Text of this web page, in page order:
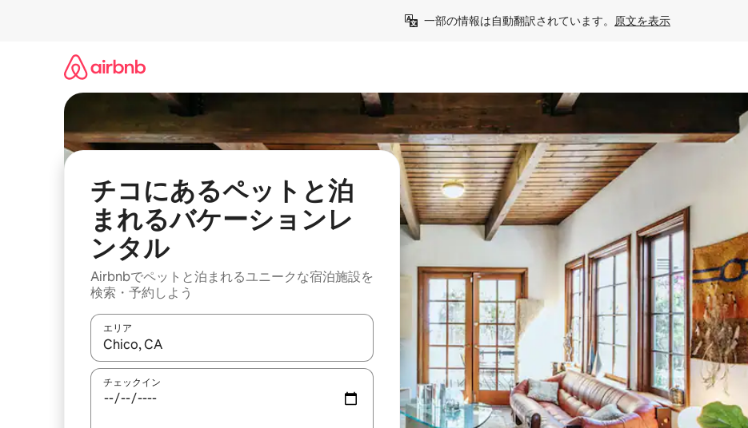
一部の情報は自動翻訳されています。 原文を表示
チコにあるペットと泊
まれるバケーションレ
ンタル
Airbnbでペットと泊まれるユニークな宿泊施設を
検索・予約しよう
エリア
検索結果が表示されたら、上下の矢印キーを使って移動するか、画面をタッチまたはスワイプして検索結果を確認することがで
チェックイン